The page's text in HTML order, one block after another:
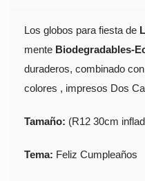
Los globos para fiesta de
mente Biodegradables-
duraderos, combinado
colores , impresos Dos
Tamaño: (R12 30cm
Tema: Feliz Cumpleaños